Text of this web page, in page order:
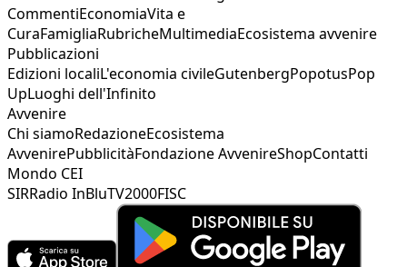
CommentiEconomiaVita e
CuraFamigliaRubricheMultimediaEcosistema avvenire
Pubblicazioni
Edizioni localiL'economia civileGutenbergPopotusPop
UpLuoghi dell'Infinito
Avvenire
Chi siamoRedazioneEcosistema
AvvenirePubblicitàFondazione AvvenireShopContatti
Mondo CEI
SIRRadio InBluTV2000FISC